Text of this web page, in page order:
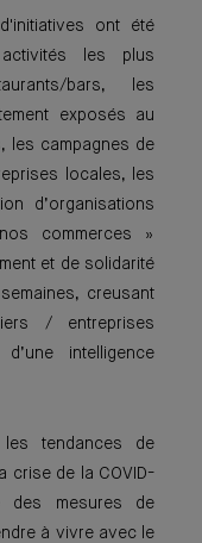
ont été
les plus
bars, les
exposés au
les campagnes de
locales, les
d’organisations
commerces »
et de solidarité
creusant
/ entreprises
intelligence
les tendances de
crise de la COVID-
des mesures de
à vivre avec le